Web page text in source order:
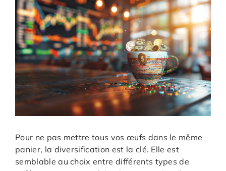
Pour ne pas mettre tous vos œufs dans le même
panier, la diversification est la clé. Elle est
semblable au choix entre différents types de